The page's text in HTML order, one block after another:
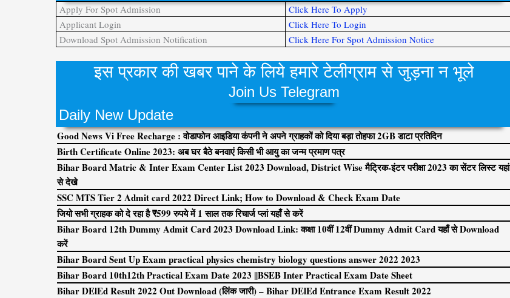
Apply For Spot Admission
Click Here To Apply
Applicant Login
Click Here To Login
Download Spot Admission Notification
Click Here For Spot Admission Notice
इस प्रकार की खबर पाने के लिये हमारे टेलीग्राम से जुड़ना न भूले
Join Us Telegram
Daily New Update
Good News Vi Free Recharge : वोडाफोन आइडिया कंपनी ने अपने ग्राहकों को दिया बड़ा तोहफा 2GB डाटा प्रतिदिन
Birth Certificate Online 2023: अब घर बैठे बनवाएं किसी भी आयु का जन्म प्रमाण पत्र
Bihar Board Matric & Inter Exam Center List 2023 Download, District Wise मैट्रिक-इंटर परीक्षा 2023 का सेंटर लिस्ट यहां
से देखे
SSC MTS Tier 2 Admit card 2022 Direct Link; How to Download & Check Exam Date
जियो सभी ग्राहक को दे रहा है ₹599 रुपये में 1 साल तक रिचार्ज प्लां यहाँ से करें
Bihar Board 12th Dummy Admit Card 2023 Download Link: कक्षा 10वीं 12वीं Dummy Admit Card यहाँ से Download
करें
Bihar Board Sent Up Exam practical physics chemistry biology questions answer 2022 2023
Bihar Board 10th12th Practical Exam Date 2023 ||BSEB Inter Practical Exam Date Sheet
Bihar DElEd Result 2022 Out Download (लिंक जारी) – Bihar DElEd Entrance Exam Result 2022